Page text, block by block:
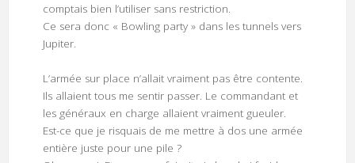
comptais bien l’utiliser sans restriction.
Ce sera donc « Bowling party » dans les tunnels vers
Jupiter.
L’armée sur place n’allait vraiment pas être contente.
Ils allaient tous me sentir passer. Le commandant et
les généraux en charge allaient vraiment gueuler.
Est-ce que je risquais de me mettre à dos une armée
entière juste pour une pile ?